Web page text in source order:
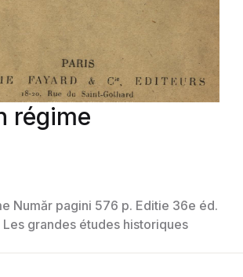
régime
Număr pagini 576 p. Editie 36e éd.
grandes études historiques